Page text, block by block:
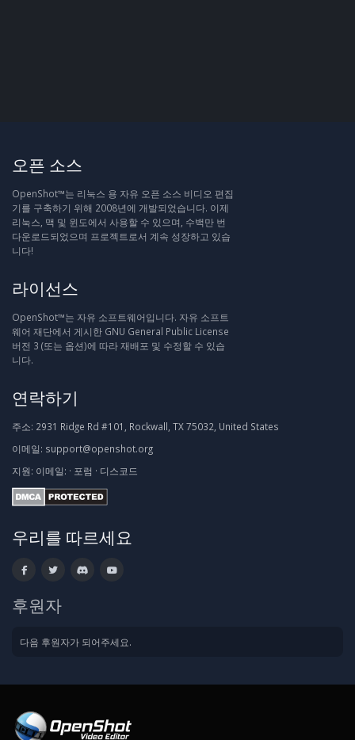
오픈 소스
OpenShot™는 리눅스 용 자유 오픈 소스 비디오 편집
기를 구축하기 위해 2008년에 개발되었습니다. 이제
리눅스, 맥 및 윈도에서 사용할 수 있으며, 수백만 번
다운로드되었으며 프로젝트로서 계속 성장하고 있습
니다!
라이선스
OpenShot™는 자유 소프트웨어입니다. 자유 소프트
웨어 재단에서 게시한 GNU General Public License
버전 3 (또는 옵션)에 따라 재배포 및 수정할 수 있습
니다.
연락하기
주소: 2931 Ridge Rd #101, Rockwall, TX 75032, United States
이메일: support@openshot.org
지원: 이메일: · 포럼 · 디스코드
우리를 따르세요
후원자
다음 후원자가 되어주세요.